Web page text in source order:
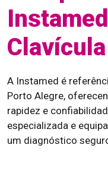
A Instamed é
Porto Alegre,
rapidez e
especializada e
um diagnóstico